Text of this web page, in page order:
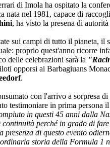
di Imola ha ospitato la
nata nel 1981, capace di
, ha visto la presena di
sui campi di tutto il pianeta, il
proprio quest'anno ricorre
delle celebrazioni sarà la
opporsi ai Barbagiuans
.
con l'arrivo a sorpresa di
testimoniare in prima persona
in questi 45 anni dalla
perché in grado di
presenza di questo evento
storia della Formula 1